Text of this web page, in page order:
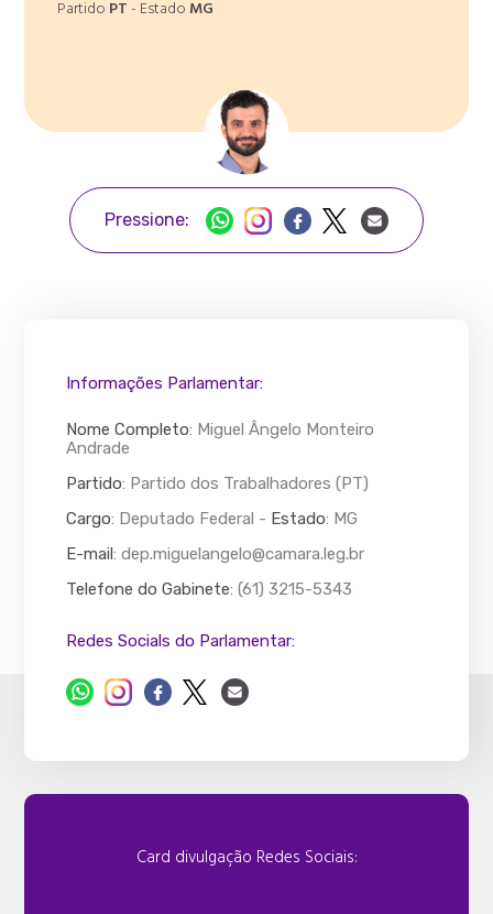
Partido PT - Estado MG
Pressione:
Informações Parlamentar:
Nome Completo: Miguel Ângelo Monteiro
Andrade
Partido: Partido dos Trabalhadores (PT)
Cargo: Deputado Federal - Estado: MG
E-mail:dep.miguelangelo@camara.leg.br
Telefone do Gabinete: (61) 3215-5343
Redes Socials do Parlamentar:
Card divulgação Redes Sociais: